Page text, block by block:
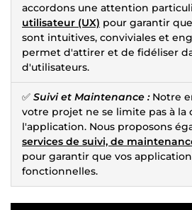
accordons une attention
utilisateur (UX) pour garantir
sont intuitives, conviviales et
permet d'attirer et de fidéliser
d'utilisateurs.
✅ Suivi et Maintenance :Notre
votre projet ne se limite pas à la
l'application. Nous proposons
services de suivi, de
pour garantir que vos
fonctionnelles.